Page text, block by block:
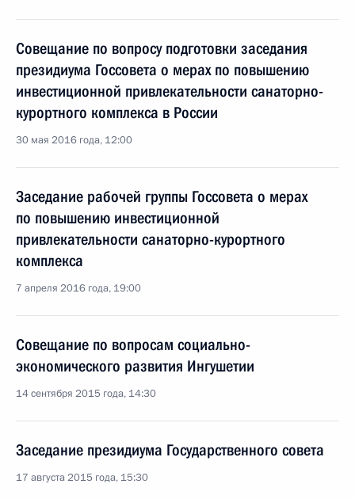
Совещание по вопросу подготовки заседания
президиума Госсовета о мерах по повышению
инвестиционной привлекательности санаторно-
курортного комплекса в России
30 мая 2016 года, 12:00
Заседание рабочей группы Госсовета о мерах
по повышению инвестиционной
привлекательности санаторно-курортного
комплекса
7 апреля 2016 года, 19:00
Совещание по вопросам социально-
экономического развития Ингушетии
14 сентября 2015 года, 14:30
Заседание президиума Государственного совета
17 августа 2015 года, 15:30